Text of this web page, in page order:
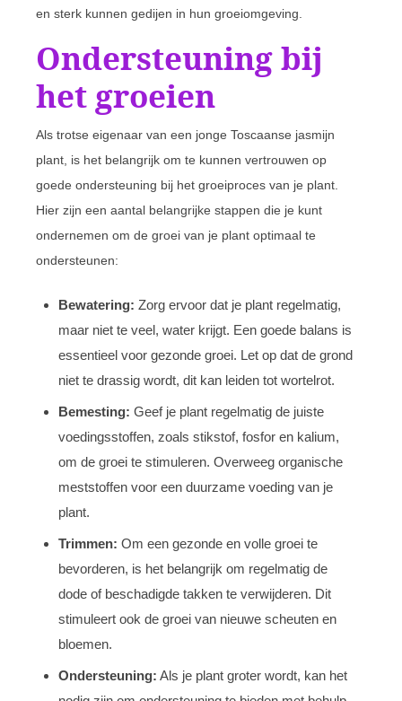
en sterk kunnen gedijen in hun groeiomgeving.
Ondersteuning bij
het groeien
Als trotse eigenaar van een jonge Toscaanse jasmijn
plant, is het belangrijk om te kunnen vertrouwen op
goede ondersteuning bij het groeiproces van je plant.
Hier zijn een aantal belangrijke stappen die je kunt
ondernemen om de groei van je plant optimaal te
ondersteunen:
Bewatering: Zorg ervoor dat je plant regelmatig,
maar niet te veel, water krijgt. Een goede balans is
essentieel voor gezonde groei. Let op dat de grond
niet te drassig wordt, dit kan leiden tot wortelrot.
Bemesting: Geef je plant regelmatig de juiste
voedingsstoffen, zoals stikstof, fosfor en kalium,
om de groei te stimuleren. Overweeg organische
meststoffen voor een duurzame voeding van je
plant.
Trimmen: Om een gezonde en volle groei te
bevorderen, is het belangrijk om regelmatig de
dode of beschadigde takken te verwijderen. Dit
stimuleert ook de groei van nieuwe scheuten en
bloemen.
Ondersteuning: Als je plant groter wordt, kan het